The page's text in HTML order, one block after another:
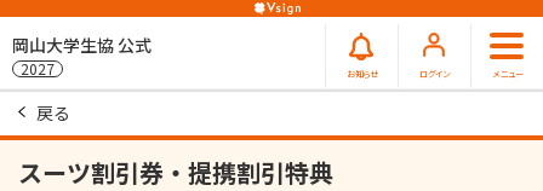
岡山大学生協 公式
2027 お知らせ ログイン メニュー
戻る
スーツ割引券・提携割引特典